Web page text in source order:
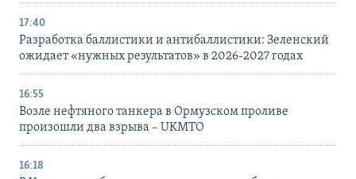
17:40
Разработка баллистики и антибаллистики: Зеленский
ожидает «нужных результатов» в 2026-2027 годах
16:55
Возле нефтяного танкера в Ормузском проливе
произошли два взрыва – UKMTO
16:18